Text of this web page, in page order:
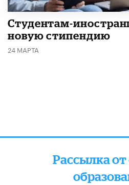
Студентам-
новую стипендию
24 МАРТА
Рассылка от